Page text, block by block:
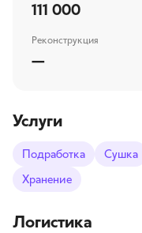
111 000
Реконструкция
—
Услуги
Подработка Сушка
Хранение
Логистика